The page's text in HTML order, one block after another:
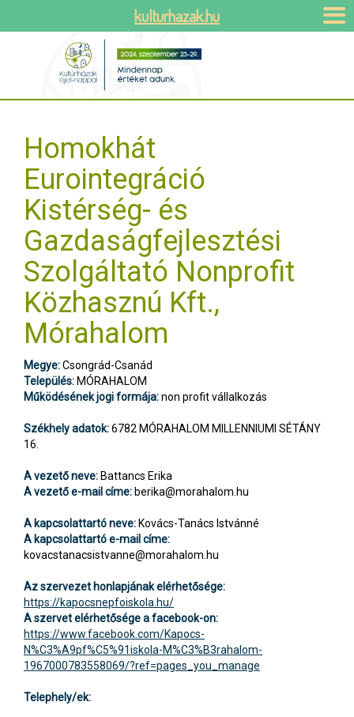
Homokhát
Eurointegráció
Kistérség- és
Gazdaságfejlesztési
Szolgáltató Nonprofit
Közhasznú Kft.,
Mórahalom
Megye:Csongrád-Csanád
Település: MÓRAHALOM
Működésének jogi formája:non profit vállalkozás
Székhely adatok:6782 MÓRAHALOM MILLENNIUMI SÉTÁNY
16.
A vezető neve: Battancs Erika
A vezető e-mail címe: berika@morahalom.hu
A kapcsolattartó neve: Kovács-Tanács Istvánné
A kapcsolattartó e-mail címe:
kovacstanacsistvanne@morahalom.hu
Az szervezet honlapjának elérhetősége:
https://kapocsnepfoiskola.hu/
A szervet elérhetősége a facebook-on:
https://www.facebook.com/Kapocs-
N%C3%A9pf%C5%91iskola-M%C3%B3rahalom-
1967000783558069/?ref=pages_you_manage
Telephely/ek:
kulturhazak.hu